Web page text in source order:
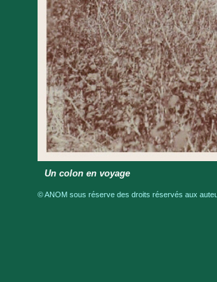
Un colon en voyage
© ANOM sous réserve des droits réservés aux